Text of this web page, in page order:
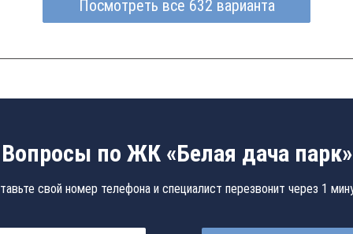
Посмотреть все 632 варианта
Вопросы по ЖК «Белая дача парк»
свой номер телефона и специалист перезвонит через 1